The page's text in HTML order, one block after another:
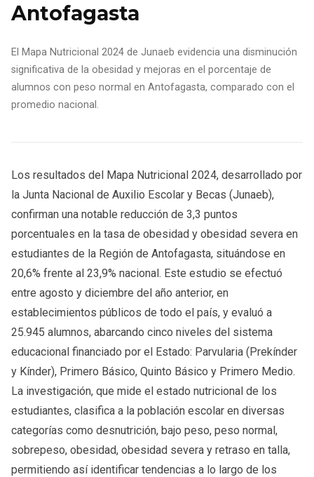
Antofagasta
El Mapa Nutricional 2024 de Junaeb evidencia una disminución
significativa de la obesidad y mejoras en el porcentaje de
alumnos con peso normal en Antofagasta, comparado con el
promedio nacional.
Los resultados del Mapa Nutricional 2024, desarrollado por
la Junta Nacional de Auxilio Escolar y Becas (Junaeb),
confirman una notable reducción de 3,3 puntos
porcentuales en la tasa de obesidad y obesidad severa en
estudiantes de la Región de Antofagasta, situándose en
20,6% frente al 23,9% nacional. Este estudio se efectuó
entre agosto y diciembre del año anterior, en
establecimientos públicos de todo el país, y evaluó a
25.945 alumnos, abarcando cinco niveles del sistema
educacional financiado por el Estado: Parvularia (Prekínder
y Kínder), Primero Básico, Quinto Básico y Primero Medio.
La investigación, que mide el estado nutricional de los
estudiantes, clasifica a la población escolar en diversas
categorías como desnutrición, bajo peso, peso normal,
sobrepeso, obesidad, obesidad severa y retraso en talla,
permitiendo así identificar tendencias a lo largo de los